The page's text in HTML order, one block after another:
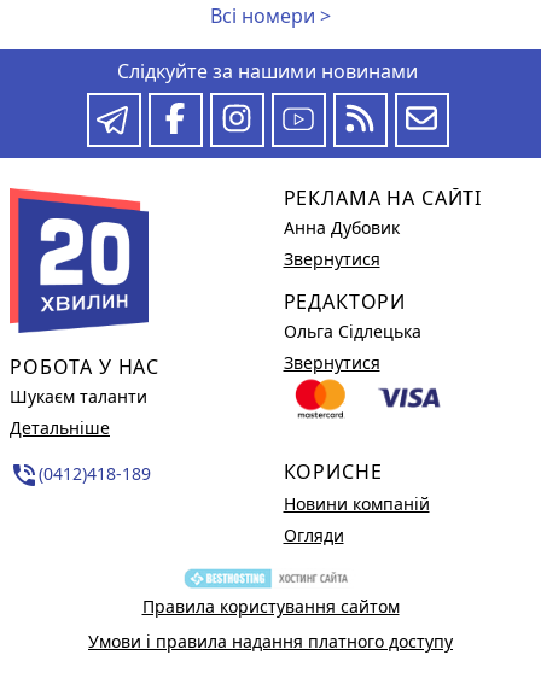
Всі номери >
Слідкуйте за нашими новинами
РОБОТА У НАС
Шукаєм таланти
Детальніше
phone_in_talk(0412)418-189
РЕКЛАМА НА САЙТІ
Анна Дубовик
Звернутися
РЕДАКТОРИ
Ольга Сідлецька
Звернутися
КОРИСНЕ
Новини компаній
Огляди
Правила користування сайтом
Умови і правила надання платного доступу